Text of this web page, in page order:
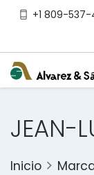
+1 809-
JEAN-
Inicio